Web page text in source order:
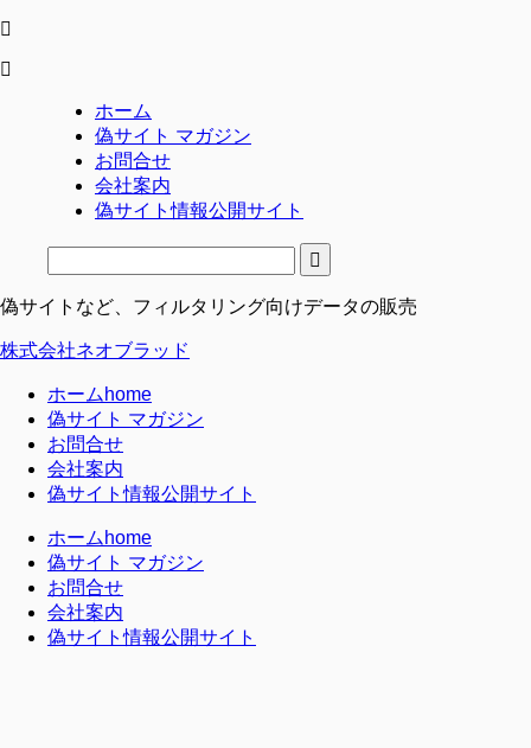
ホーム
偽サイト マガジン
お問合せ
会社案内
偽サイト情報公開サイト
偽サイトなど、フィルタリング向けデータの販売
株式会社ネオブラッド
ホーム home
偽サイト マガジン
お問合せ
会社案内
偽サイト情報公開サイト
ホーム home
偽サイト マガジン
お問合せ
会社案内
偽サイト情報公開サイト